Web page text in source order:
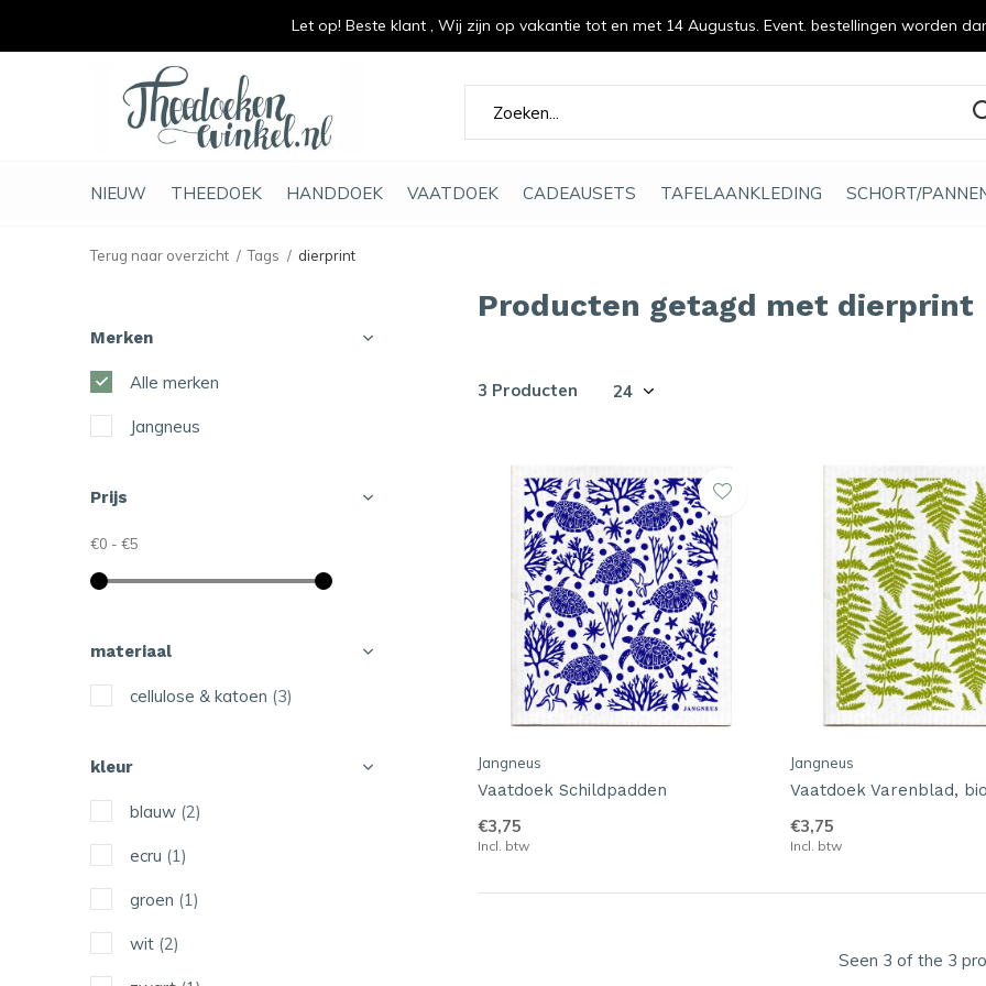
NIEUW THEEDOEK HANDDOEK VAATDOEK CADEAUSETS TAFELAANKLEDING SCHORT/
duurzaam en met liefde gemaakt
Terug naar overzicht Tags dierprint
Producten getagd met dierprint
3 Producten
Jangneus
Vaatdoek Schildpadden
€3,75
Incl. btw
Jangneus
Vaatdoek Varenblad,
€3,75
Incl. btw
Seen 3 of the 3
Merken
Alle merken
Jangneus
Prijs
€0 - €5
materiaal
cellulose & katoen (3)
kleur
blauw (2)
ecru (1)
groen (1)
wit (2)
Let op! Beste klant , Wij zijn op vakantie tot en met 14 Augustus. Event. bestellingen worden